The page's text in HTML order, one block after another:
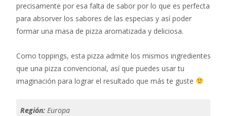
precisamente por esa falta de sabor por lo que es perfecta
para absorver los sabores de las especias y así poder
formar una masa de pizza aromatizada y deliciosa.
Como toppings, esta pizza admite los mismos ingredientes
que una pizza convencional, así que puedes usar tu
imaginación para lograr el resultado que más te guste
Región: Europa